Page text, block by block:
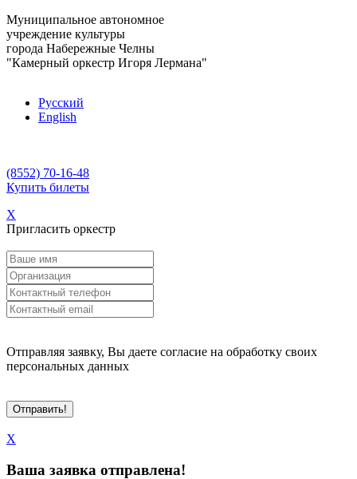
Муниципальное автономное
учреждение культуры
города Набережные Челны
"Камерный оркестр Игоря Лермана"
Русский
English
(8552) 70-16-48
Купить билеты
X
Пригласить оркестр
Отправляя заявку, Вы даете согласие на обработку своих
персональных данных
X
Ваша заявка отправлена!